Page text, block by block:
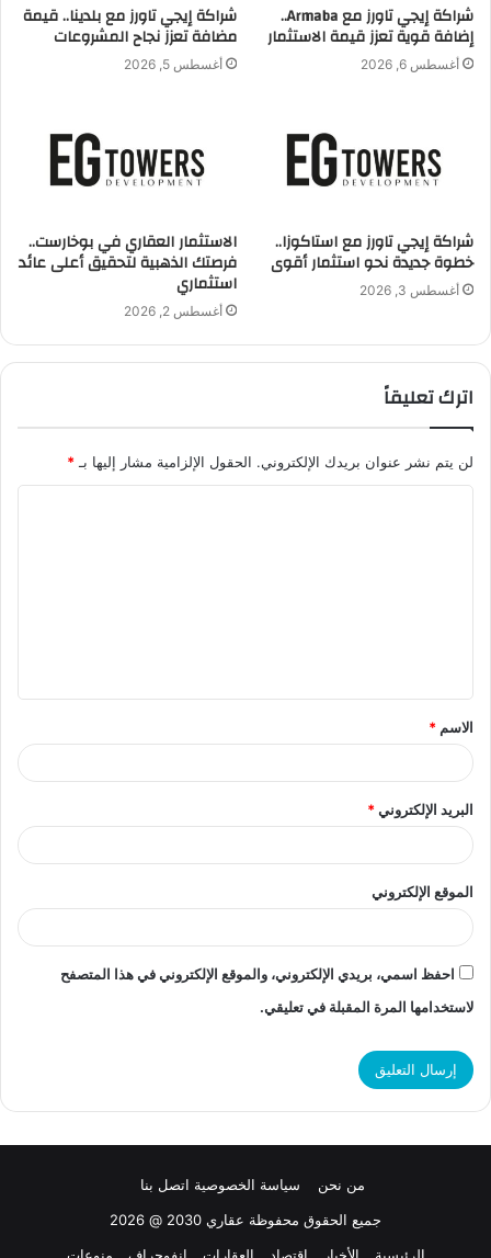
….وغيرها كتير من المنتجات.شراكة إيجي تاورز مع Armaba..
إضافة قوية تعزز قيمة الاستثمار
أغسطس 6, 2026
شراكة إيجي تاورز مع بلدينا.. قيمة
مضافة تعزز نجاح المشروعات
أغسطس 5, 2026
شراكة إيجي تاورز مع استاكوزا..
خطوة جديدة نحو استثمار أقوى
أغسطس 3, 2026
الاستثمار العقاري في بوخارست..
فرصتك الذهبية لتحقيق أعلى عائد
استثماري
أغسطس 2, 2026
اترك تعليقاً
لن يتم نشر عنوان بريدك الإلكتروني. الحقول الإلزامية مشار إليها بـ *
ق
*
الاسم *
البريد الإلكتروني*
الموقع الإلكتروني
احفظ اسمي، بريدي الإلكتروني، والموقع الإلكتروني في هذا المتصفح
لاستخدامها المرة المقبلة في تعليقي.
من نحن سياسة الخصوصية اتصل بنا
جميع الحقوق محفوظة عقاري 2030 @ 2026
الرئيسية
الأخبار اقتصاد العقارات انفوجراف منوعات